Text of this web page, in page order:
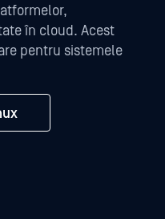
în cloud. Acest
pentru sistemele